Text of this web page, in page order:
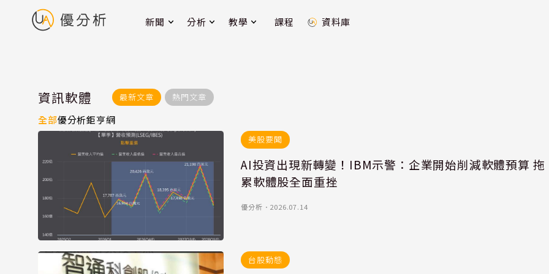
新聞 分析 教學 課程 資料庫
資訊軟體 最新文章 熱門文章
全部優分析鉅亨網
美股要聞
AI投資出現新轉變！IBM示警：企業開始削減軟體預算 拖
累軟體股全面重挫
優分析 ． 2026.07.14
台股動態